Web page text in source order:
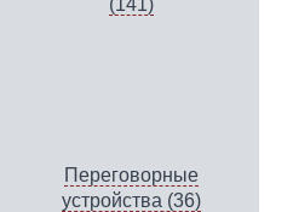
(141)
Переговорные
устройства (36)